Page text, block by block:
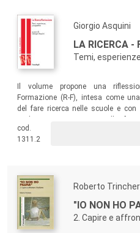
Giorgio Asquini
LA RICERCA -
Temi,
Il volume propone una
Formazione (R-F), intesa come
del fare ricerca nelle scuole e con
educativo e didattico e alla
dell’insegnante.
cod.
1311.2
Roberto
"IO NON HO
2. Capire e